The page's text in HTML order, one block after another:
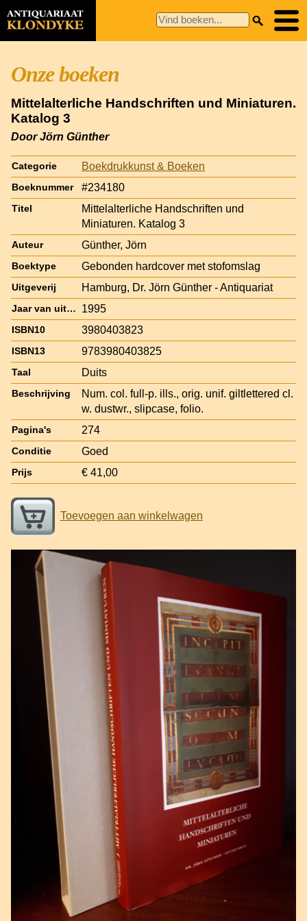
Onze boeken
Mittelalterliche Handschriften und Miniaturen.
Katalog 3
Door Jörn Günther
Categorie Boekdrukkunst & Boeken
Boeknummer #234180
Titel
Mittelalterliche Handschriften und
Miniaturen. Katalog 3
Auteur Günther, Jörn
Boektype Gebonden hardcover met stofomslag
Uitgeverij Hamburg, Dr. Jörn Günther - Antiquariat
Jaar van uitgave 1995
ISBN10 3980403823
ISBN13 9783980403825
Taal Duits
Beschrijving
Num. col. full-p. ills., orig. unif. giltlettered cl.
w. dustwr., slipcase, folio.
Pagina's 274
Conditie Goed
Prijs € 41,00
Toevoegen aan winkelwagen